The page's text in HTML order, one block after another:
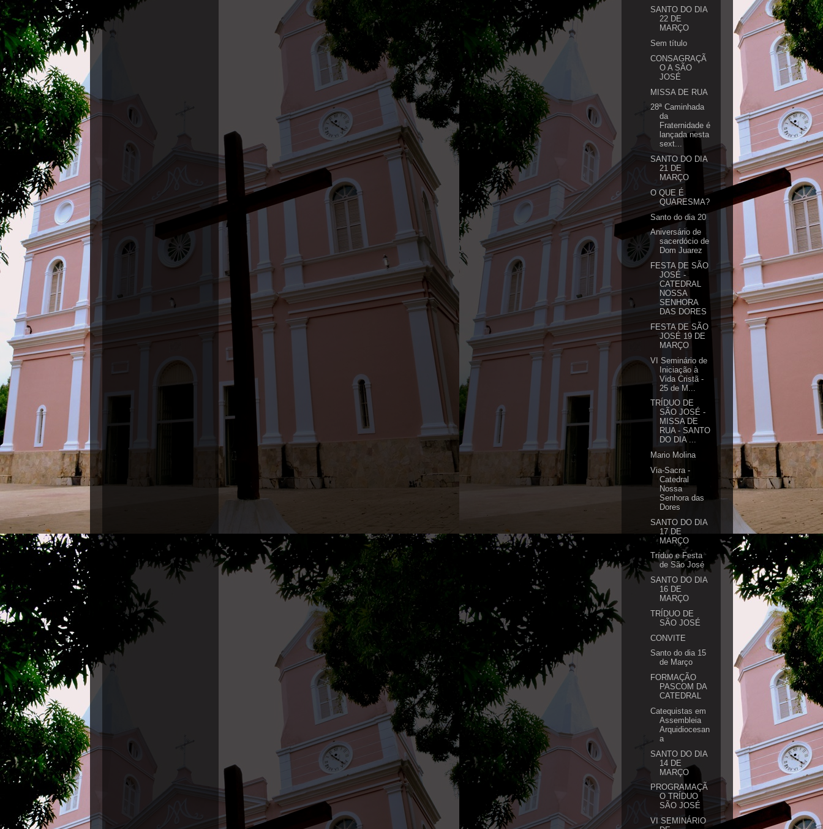
SANTO DO DIA
22 DE
MARÇO
Sem título
CONSAGRAÇÃ
O A SÃO
JOSÉ
MISSA DE RUA
28ª Caminhada
da
Fraternidade é
lançada nesta
sext...
SANTO DO DIA
21 DE
MARÇO
O QUE É
QUARESMA?
Santo do dia 20
Aniversário de
sacerdócio de
Dom Juarez
FESTA DE SÃO
JOSÉ -
CATEDRAL
NOSSA
SENHORA
DAS DORES
FESTA DE SÃO
JOSÉ 19 DE
MARÇO
VI Seminário de
Iniciação à
Vida Cristã -
25 de M...
TRÍDUO DE
SÃO JOSÉ -
MISSA DE
RUA - SANTO
DO DIA ...
Mario Molina
Via-Sacra -
Catedral
Nossa
Senhora das
Dores
SANTO DO DIA
17 DE
MARÇO
Tríduo e Festa
de São José
SANTO DO DIA
16 DE
MARÇO
TRÍDUO DE
SÃO JOSÉ
CONVITE
Santo do dia 15
de Março
FORMAÇÃO
PASCOM DA
CATEDRAL
Catequistas em
Assembleia
Arquidiocesan
a
SANTO DO DIA
14 DE
MARÇO
PROGRAMAÇÃ
O TRÍDUO
SÃO JOSÉ
VI SEMINÁRIO